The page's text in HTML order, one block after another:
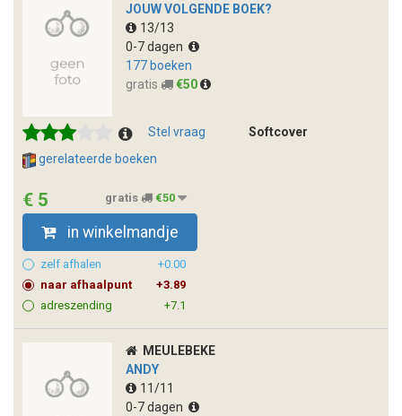
JOUW VOLGENDE BOEK?
13/13
0-7 dagen
177 boeken
gratis
€50
Stel vraag
Softcover
gerelateerde boeken
€ 5 gratis €50
in winkelmandje
zelf afhalen
+0.00
naar afhaalpunt
+3.89
adreszending
+7.1
MEULEBEKE
ANDY
11/11
0-7 dagen